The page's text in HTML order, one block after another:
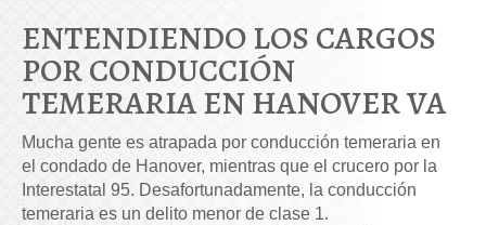
ENTENDIENDO LOS CARGOS
POR CONDUCCIÓN
TEMERARIA EN HANOVER VA
Mucha gente es atrapada por conducción temeraria en
el condado de Hanover, mientras que el crucero por la
Interestatal 95. Desafortunadamente, la conducción
temeraria es un delito menor de clase 1.